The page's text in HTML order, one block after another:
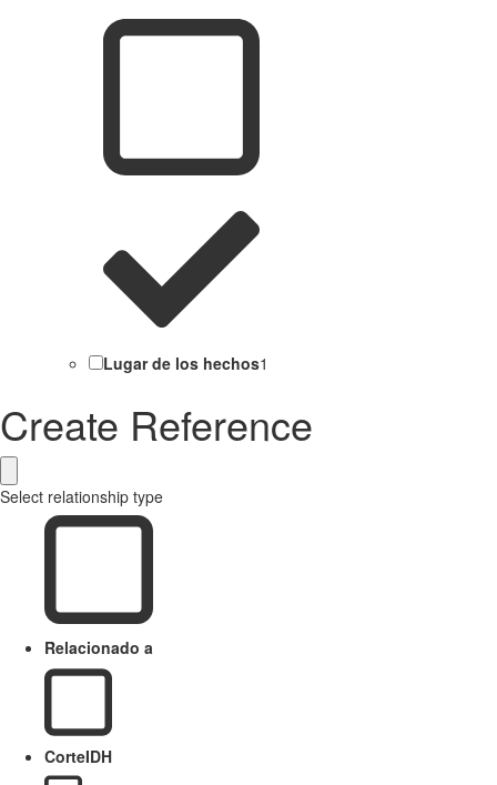
Lugar de los hechos1
Create Reference
Select relationship type
Relacionado a
CorteIDH